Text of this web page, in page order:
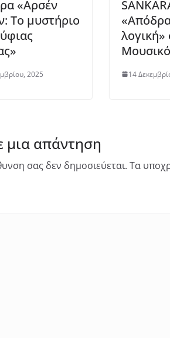
«Αρσέν
Το μυστήριο
2025
λογική»
14
μια απάντηση
σας δεν δημοσιεύεται. Τα